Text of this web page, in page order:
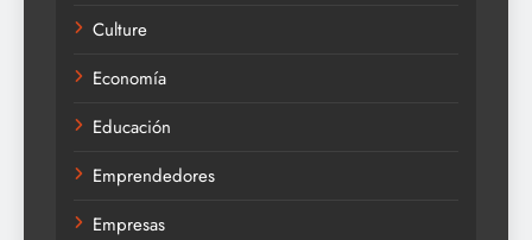
Culture
Economía
Educación
Emprendedores
Empresas